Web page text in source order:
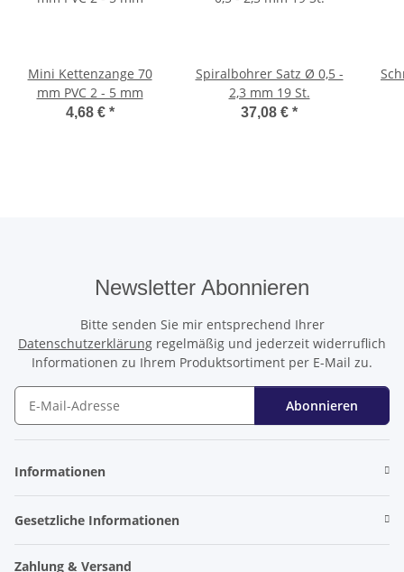
Mini Kettenzange 70
mm PVC 2 - 5 mm
4,68 € *
Spiralbohrer Satz Ø 0,5 -
2,3 mm 19 St.
37,08 € *
Newsletter Abonnieren
Bitte senden Sie mir entsprechend Ihrer
Datenschutzerklärung regelmäßig und jederzeit widerruflich
Informationen zu Ihrem Produktsortiment per E-Mail zu.
Abonnieren
Informationen
Gesetzliche Informationen
Zahlung & Versand